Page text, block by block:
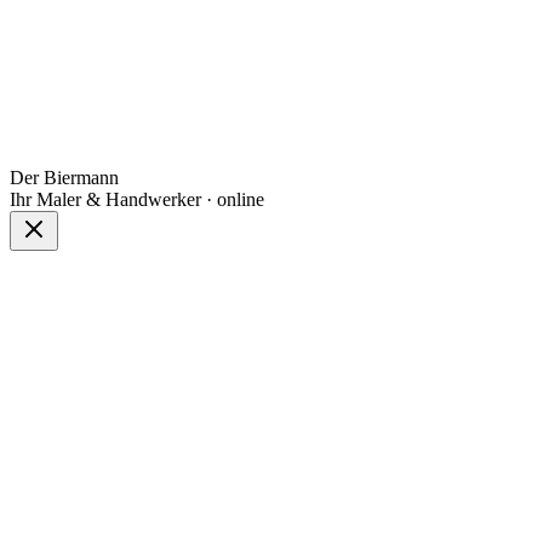
Der Biermann
Ihr Maler & Handwerker · online